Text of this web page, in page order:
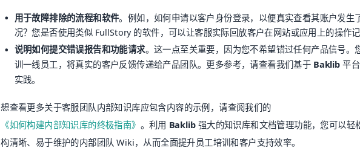
用于故障排除的流程和软件。例如，如何申请以客户身份登录，以便真实查看其账户发生
况？您是否使用类似 FullStory 的软件，可以让客服实际回放客户在网站或应用上的操作记
说明如何提交错误报告和功能请求。这一点至关重要，因为您不希望错过任何产品信号。
训一线员工，将真实的客户反馈传递给产品团队。更多参考，请查看我们基于 Baklib 平
实践。
想查看更多关于客服团队内部知识库应包含内容的示例，请查阅我们的
《如何构建内部知识库的终极指南》 。利用 Baklib强大的知识库和文档管理功能，您可以轻
构清晰、易于维护的内部团队 Wiki，从而全面提升员工培训和客户支持效率。